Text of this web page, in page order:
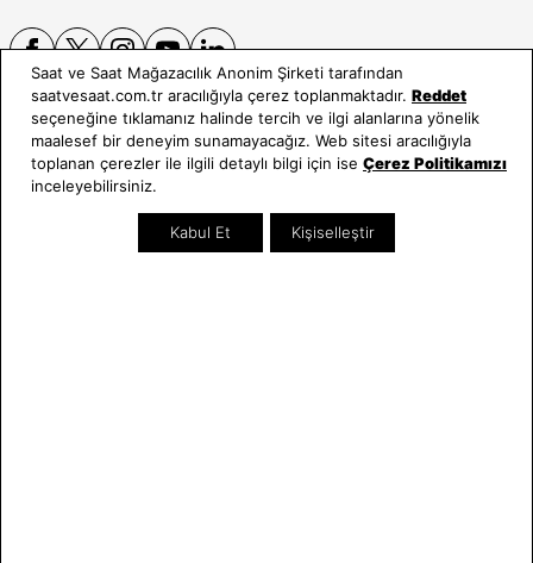
E-BÜLTEN
Bültene üye olun, kampanya ve süprizleri kaçırmayın
E-posta Adresiniz
Saat ve Saat Mağazacılık Anonim Şirketi tarafından
saatvesaat.com.tr aracılığıyla çerez toplanmaktadır. Reddet
seçeneğine tıklamanız halinde tercih ve ilgi alanlarına yönelik
maalesef bir deneyim sunamayacağız. Web sitesi aracılığıyla
toplanan çerezler ile ilgili detaylı bilgi için ise Çerez Politikamızı
inceleyebilirsiniz.
Kabul Et Kişiselleştir